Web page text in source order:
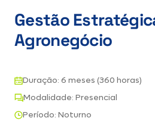
Gestão
Agronegócio
Duração: 6 meses (360 horas)
Modalidade: Presencial
Período: Noturno